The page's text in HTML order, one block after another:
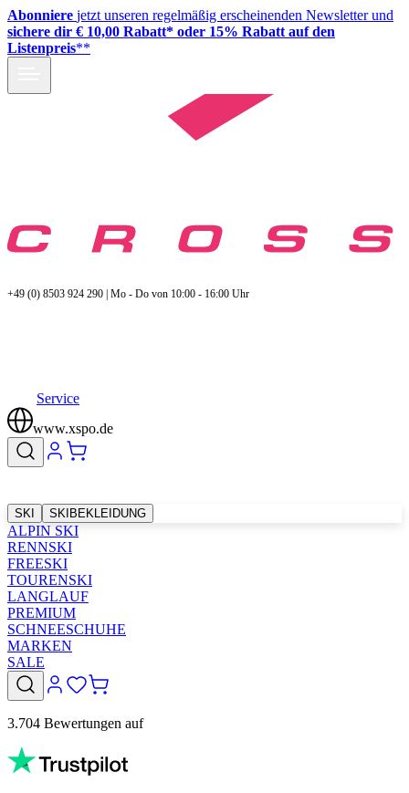
Abonniere jetzt unseren regelmäßig erscheinenden Newsletter und
sichere dir € 10,00 Rabatt* oder 15% Rabatt auf den
Listenpreis**
+49 (0) 8503 924 290 | Mo - Do von 10:00 - 16:00 Uhr
Service
www.xspo.de
SKI SKIBEKLEIDUNG
ALPIN SKI
RENNSKI
FREESKI
TOURENSKI
LANGLAUF
PREMIUM
SCHNEESCHUHE
MARKEN
SALE
3.704 Bewertungen auf